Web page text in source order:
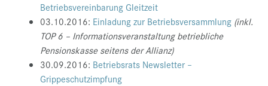
Betriebsvereinbarung Gleitzeit
03.10.2016: Einladung zur Betriebsversammlung (inkl.
TOP 6 – Informationsveranstaltung betriebliche
Pensionskasse seitens der Allianz)
30.09.2016: Betriebsrats Newsletter –
Grippeschutzimpfung